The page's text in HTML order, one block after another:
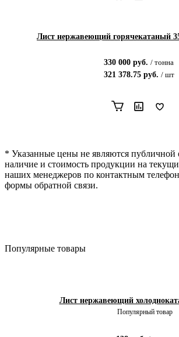
Лист нержавеющий горячекатаный
330 000 руб. / тонна
321 378.75руб. / шт
* Указанные цены не являются публичной
наличие и стоимость продукции на
наших менеджеров по контактным
формы обратной связи.
Популярные товары
Лист нержавеющий
Популярный товар